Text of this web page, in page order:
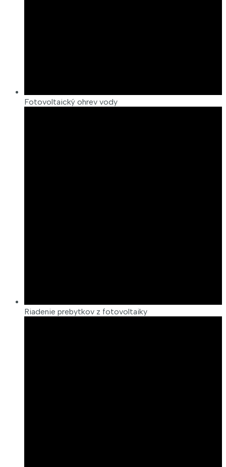
Fotovoltaický ohrev vody
Riadenie prebytkov z fotovoltaiky